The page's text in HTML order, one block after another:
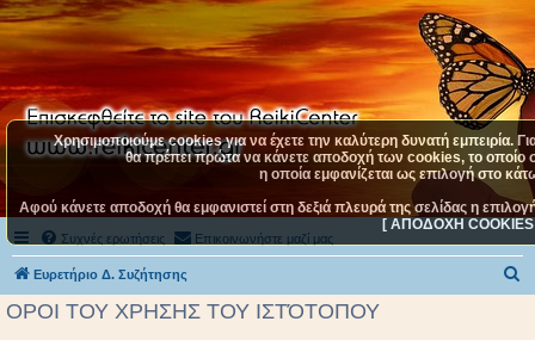
Συχνές ερωτήσεις Επικοινωνήστε μαζί μας
Ευρετήριο Δ. Συζήτησης
ΟΡΟΙ ΤΟΥ ΧΡΗΣΗΣ ΤΟΥ ΙΣΤΌΤΟΠΟΥ
Χρησιμοποιούμε cookies για να έχετε την καλύτερη δυνατή εμπειρία.
θα πρέπει πρώτα να κάνετε αποδοχή των cookies, το οποίο
η οποία εμφανίζεται ως επιλογή στο
Αφού κάνετε αποδοχή θα εμφανιστεί στη δεξιά πλευρά της σελίδας η
[ ΑΠΟΔΟΧΗ